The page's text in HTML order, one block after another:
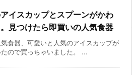
イスカップとスプーンがかわ
見つけたら即買いの人気食器
食器、可愛いと人気のアイスカップが
ので買っちゃいました。 ...